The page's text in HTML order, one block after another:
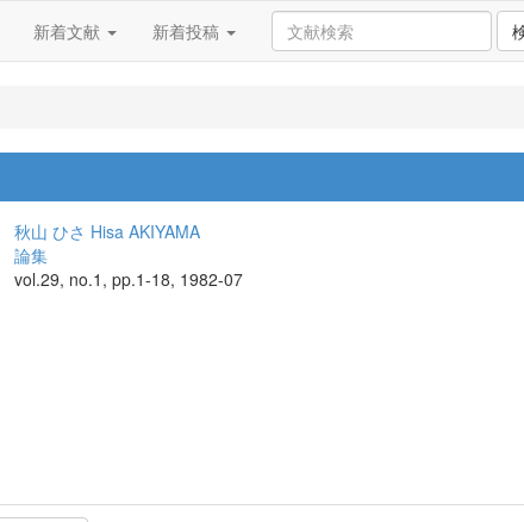
新着文献 新着投稿
秋山 ひさ Hisa AKIYAMA
論集
vol.29, no.1, pp.1-18, 1982-07